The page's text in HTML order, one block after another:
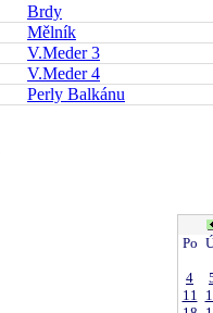
Brdy
Mělník
V.Meder 3
V.Meder 4
Perly Balkánu
Po
4
11